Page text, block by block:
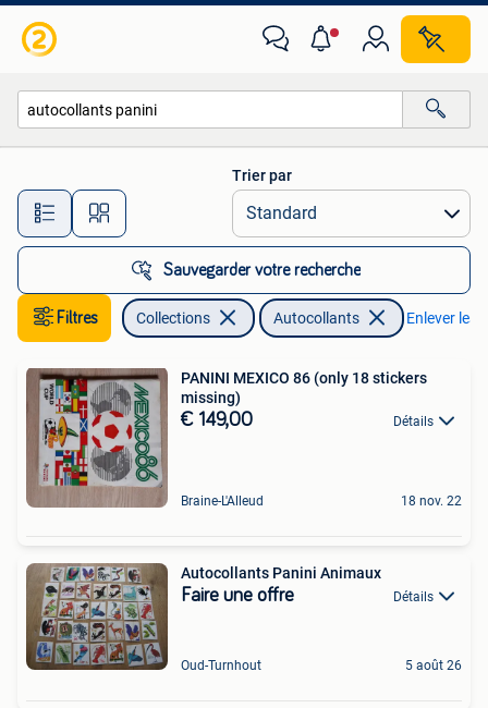
Toutes les distances…
Trier par
Sauvegarder votre recherche
Filtres Collections Autocollants Enlever les
PANINI MEXICO 86 (only 18 stickers
missing)
€ 149,00 Détails
Braine-L'Alleud 18 nov. 22
Autocollants Panini Animaux
Faire une offre Détails
Oud-Turnhout 5 août 26